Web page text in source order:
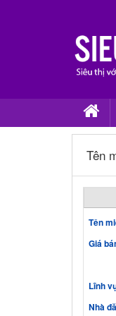
Tên
Tên
Giá
Lĩnh
Nhà